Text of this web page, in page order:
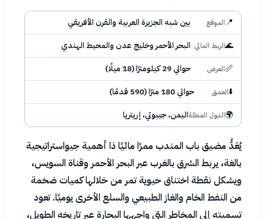
📍الموقع
بين شبه الجزيرة العربية والقرن الأفريقي
🌊الربط المائي البحر الأحمر وخليج عدن والمحيط الهندي
📏العرض
حوالي 29 كيلومترًا (18 ميلًا)
⬇️العمق
حوالي 180 مترًا (590 قدمًا)
🌍الدول المطلةاليمن، جيبوتي، إريتريا
يُعَدُّ مضيق باب المندب ممرًا مائيًا ذا أهمية جيواستراتيجية
بالغة، يربط الشرق بالغرب عبر البحر الأحمر وقناة السويس،
ويشكل نقطة اختناق حيوية تمر من خلالها كميات ضخمة
من النفط الخام والغاز الطبيعي والسلع الأخرى يوميًا. تعود
تسميته إلى المخاطر التي واجهها البحارة عبر تاريخه الطويل،